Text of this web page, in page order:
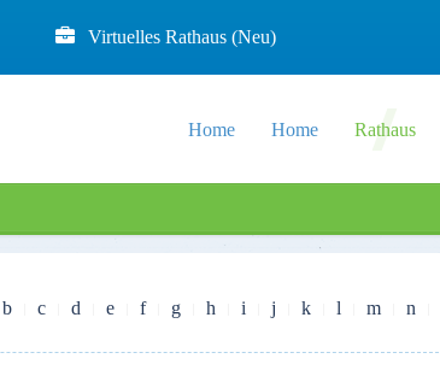
Virtuelles Rathaus (Neu)
Home Home Rathaus
b c d e f g h i j k l m n